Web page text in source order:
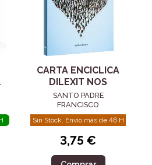
CARTA ENCICLICA
DILEXIT NOS
SANTO PADRE
FRANCISCO
Sin Stock. Envío más de 48 H
3,75 €